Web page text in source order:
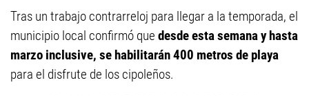
Tras un trabajo contrarreloj para llegar a la temporada, el
municipio local confirmó que desde esta semana y hasta
marzo inclusive, se habilitarán 400 metros de playa
para el disfrute de los cipoleños.